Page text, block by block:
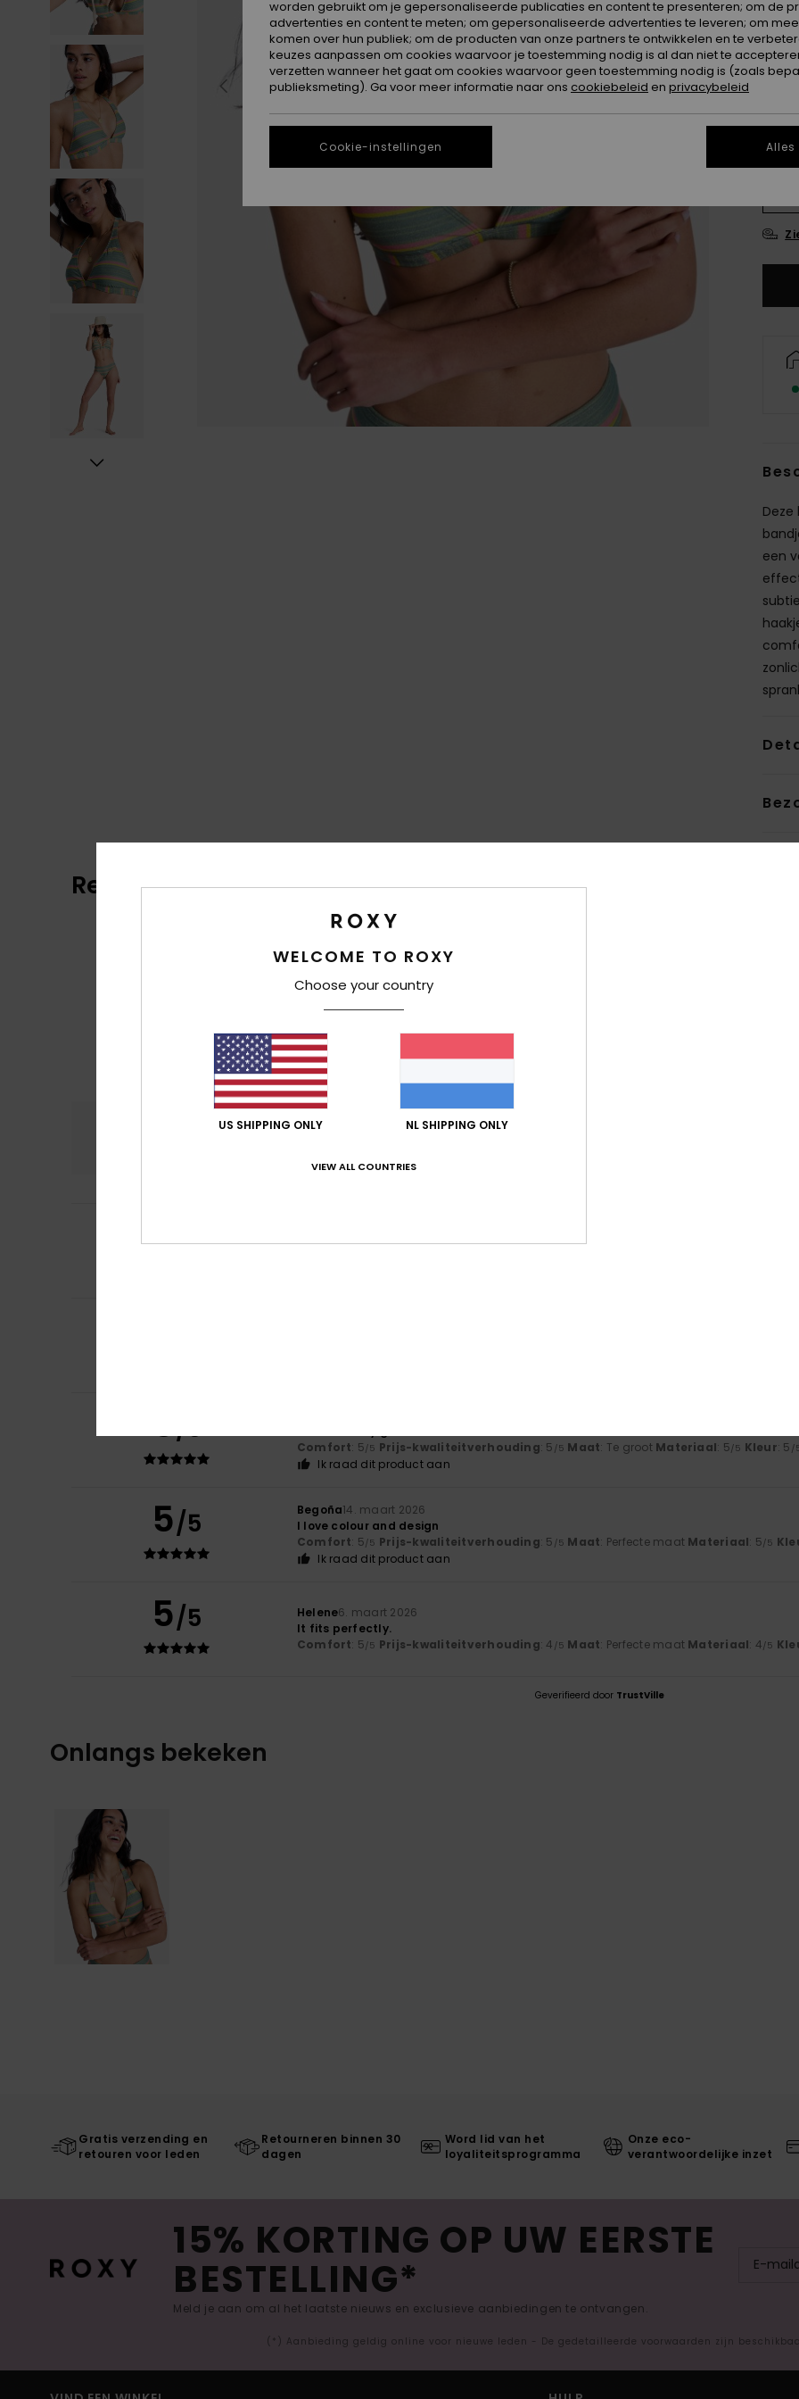
Kleur
een
Reviews van klanten
gebaseerd op5 geverifieerde beoordelingen
Comfort
Prijs-kwaliteitverhouding
5/5
A very nice jumper
5/5
Comfort: 5/5 Prijs-kwaliteitverhouding: 5 /5 Maat: Te groot Materiaal: 5/5 Kleur: 5 /
Ik raad dit product aan
5/5 Begoña14. maart 2026
I love colour and design
Comfort: 5/5 Prijs-kwaliteitverhouding: 5 /5 Maat: Perfecte maat Materiaal: 5/5
Ik raad dit product aan
5/5 Helene6. maart 2026
It fits perfectly.
Comfort: 5/5 Prijs-kwaliteitverhouding: 4 /5 Maat: Perfecte maat Materiaal: 4/5
Geverifieerd door TrustVille
Onlangs bekeken
Gratis verzending en
retouren voor leden
Retourneren binnen 30
dagen
Word lid van het
loyaliteitsprogramma
Onze eco-
verantwoordelijke inzet
15% KORTING OP UW EERSTE
BESTELLING*
Meld je aan om al het laatste nieuws en exclusieve aanbiedingen te ontvangen.
(*) Aanbieding geldig online voor nieuwe leden - De gedetailleerde voorwaarden zijn
WELCOME TO ROXY
Choose your country
US SHIPPING ONLY NL SHIPPING ONLY
VIEW ALL COUNTRIES
worden gebruikt om je gepersonaliseerde publicaties en content te presenteren; om de
advertenties en content te meten; om gepersonaliseerde advertenties te leveren; om
komen over hun publiek; om de producten van onze partners te ontwikkelen en te
keuzes aanpassen om cookies waarvoor je toestemming nodig is al dan niet te
verzetten wanneer het gaat om cookies waarvoor geen toestemming nodig is (zoals
publieksmeting). Ga voor meer informatie naar ons cookiebeleid en privacybeleid
Cookie-instellingen Alles